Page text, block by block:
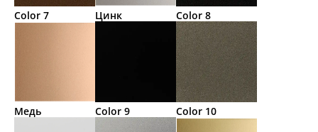
Color 7 Цинк Color 8
Медь Color 9 Color 10